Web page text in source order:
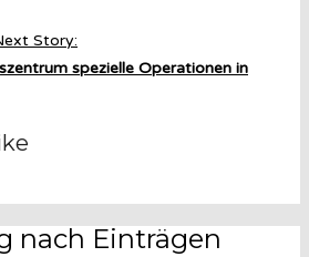
Story:
spezielle Operationen in
nach Einträgen